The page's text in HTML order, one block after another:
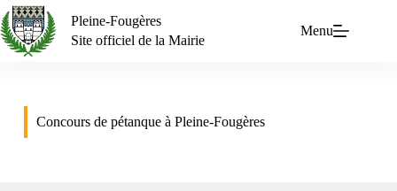
Pleine-Fougères
Site officiel de la Mairie
Menu
Concours de pétanque à Pleine-Fougères